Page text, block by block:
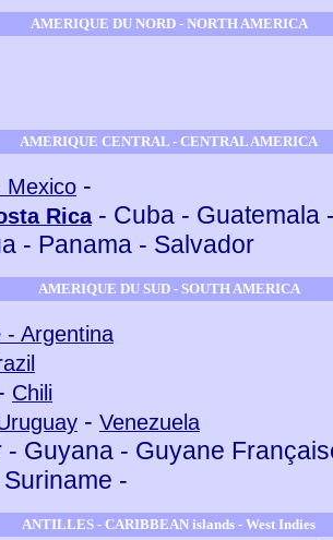
AMERIQUE DU NORD - NORTH AMERICA
AMERIQUE CENTRAL - CENTRAL AMERICA
Mexico -
Rica- Cuba - Guatemala
- Panama - Salvador
AMERIQUE DU SUD - SOUTH AMERICA
- Argentina
Chili
- Venezuela
- Guyana - Guyane
-
ANTILLES - CARIBBEAN islands - West Indies